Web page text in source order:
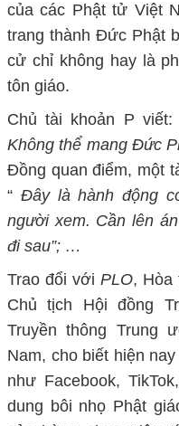
của các Phật tử Việt
trang thành Đức Phật
cử chỉ không hay là
tôn giáo.
Chủ tài khoản P viết:
Không thể mang Đức
Đồng quan điểm, một
“ Đây là hành động
người xem. Cần lên
đi sau”; …
Trao đổi vớiPLO, Hòa
Chủ tịch Hội đồng
Truyền thông Trung
Nam, cho biết hiện
như Facebook,
dung bôi nhọ Phật